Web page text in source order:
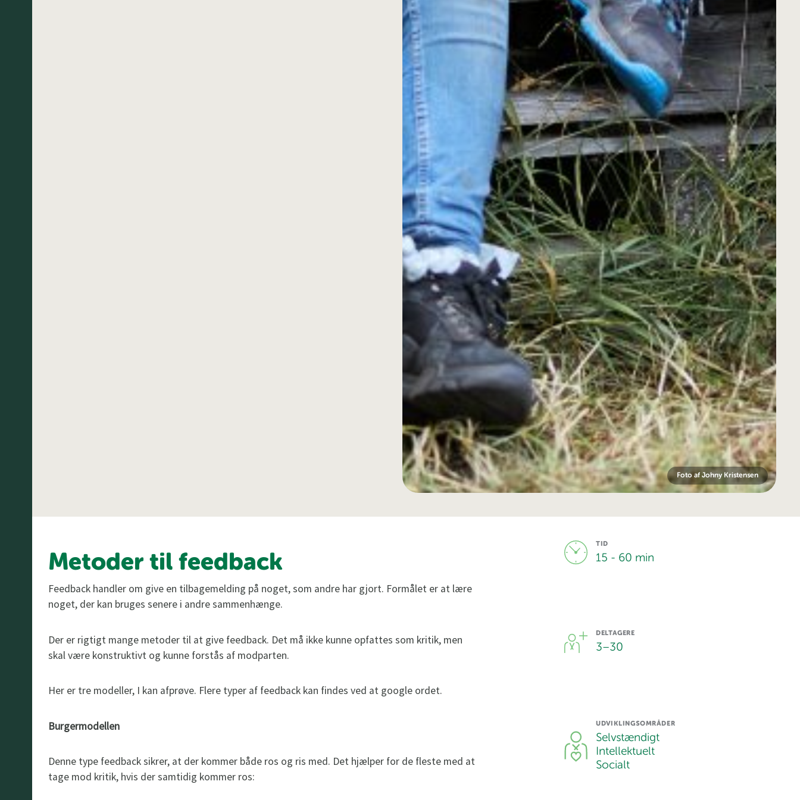
Foto af Johny Kristensen
Metoder til feedback
Feedback handler om give en tilbagemelding på noget, som andre har gjort. Formålet er at lære
noget, der kan bruges senere i andre sammenhænge.
Der er rigtigt mange metoder til at give feedback. Det må ikke kunne opfattes som kritik, men
skal være konstruktivt og kunne forstås af modparten.
Her er tre modeller, I kan afprøve. Flere typer af feedback kan findes ved at google ordet.
Burgermodellen
Denne type feedback sikrer, at der kommer både ros og ris med. Det hjælper for de fleste med at
tage mod kritik, hvis der samtidig kommer ros:
TID
15 - 60 min
DELTAGERE
3–30
UDVIKLINGSOMRÅDER
Selvstændigt
Intellektuelt
Socialt